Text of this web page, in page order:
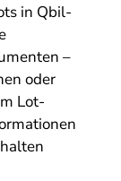
in Qbil-
–
oder
Lot-